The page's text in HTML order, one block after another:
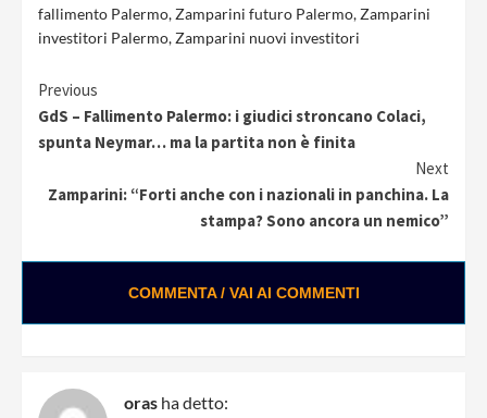
fallimento Palermo,Zamparini futuro Palermo,Zamparini
investitori Palermo,Zamparini nuovi investitori
Continue
Reading
Previous
GdS – Fallimento Palermo: i giudici stroncano Colaci,
spunta Neymar… ma la partita non è finita
Next
Zamparini: “Forti anche con i nazionali in panchina. La
stampa? Sono ancora un nemico”
COMMENTA / VAI AI COMMENTI
oras ha detto: